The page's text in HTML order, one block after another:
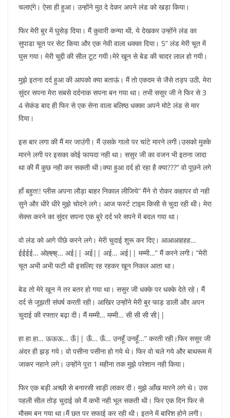
चलाएंगे। ऐसा ही हुआ। उन्होंने मुठ दे देकर अपने लंड को खड़ा किया।
फिर मेरी बुर में घुसेड़ दिया। मैं कुवारी कन्या थी, ये देखकर उन्होंने लंड का
सुपाडा चूत पर सेट किया और एक नेवी वाला धक्का दिया। 5” लंड मेरी चूत में
घुस गया। मेरी चुद्दी की सील टूट गयी।मेरे खून से बेड की चादर लाल हो गयी।
मुझे इतना दर्द हुआ की आपको क्या बताऊं। मैं तो एकदम से जैसे तड़प उठी, मेरा
सुंदर सपना मेरा सबसे दर्दनाक सपना बन गया था। तभी ससुर जी ने फिर से 3
4 सेकंड बाद ही फिर से एक सेना वाला बलिष्ठ धक्का अपने मोटे लंड से मार
दिया।
इस बार लगा की मैं मर जाउंगी। मैं उसके गालो पर चांटे मारने लगी।उसको मुक्के
मारने लगी पर इसका कोई फायदा नही था। ससुर जी का वजन भी इतना जादा
था की मैं कुछ नही कर सकती थी।क्या हुआ दर्द हो रहा है क्या???” वो पूछने लगे
हाँ बहुत!! प्लीस अपना लौड़ा बाहर निकाल लीजिये” मैंने रो रोकर कहापर वो नही
सुने और धीरे धीरे मुझे चोदने लगे। आज फर्स्ट टाइम किसी से चुदा रही थी। मेरा
सेक्स करने का सुंदर सपना एक बुरे दर्द भरे सपने में बदल गया था।
वो लंड को आगे पीछे करने लगे। मेरी चुदाई शुरू कर दिए। आआआहहह…
ईईईई… ओह्ह्ह्… अई|| अई|| अई… अई|| मम्मी…” मैं करने लगी। ”मेरी
चूत अभी अभी फटी थी इसलिए रह रहकर खून निकल आता था।
बेड तो मेरे खून ने तर बतर हो गया था। ससुर जी धक्के पर धक्के देते रहे। मैं
दर्द से जूझती संघर्ष करती रही। आखिर उन्होंने मेरी बुर फाड़ डाली और अपन
चुदाई की रफ्तार बढ़ा दी। मैं मम्मी… मम्मी… सी सी सी सी||
हा हा हा… ऊऊऊ… ऊँ|| ऊँ… ऊँ… उनहूँ उनहूँ…” करती रही।फिर ससुर जी
अंदर ही झड़ गये। वो पसीना पसीना हो गये थे। फिर वो चले गये और बाथरूम में
जाकर नहाने लगे। उन्होंने पूरा 1 महीना तक मुझे परेशान नही किया।
फिर एक बड़ी अच्छी से बनारसी साड़ी लाकर दी। मुझे आँख मारने लगे थे। उस
पहली सील तोड़ चुदाई को मैं कभी नही भूल सकती थी। फिर एक दिन फिर से
मौसम बन गया था।मैं छत पर सफाई कर रही थी। इतने में बारिश होने लगी।